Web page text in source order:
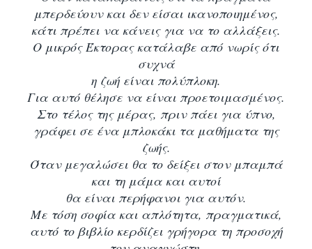
μπερδεύουν και δεν είσαι ικανοποιημένος,
κάτι πρέπει να κάνεις για να το αλλάξεις.
Ο μικρός Έκτορας κατάλαβε από νωρίς ότι
συχνά
η ζωή είναι πολύπλοκη.
Για αυτό θέλησε να είναι προετοιμασμένος.
Στο τέλος της μέρας, πριν πάει για ύπνο,
γράφει σε ένα μπλοκάκι τα μαθήματα της
ζωής.
Όταν μεγαλώσει θα το δείξει στον μπαμπά
και τη μάμα και αυτοί
θα είναι περήφανοι για αυτόν.
Με τόση σοφία και απλότητα, πραγματικά,
αυτό το βιβλίο κερδίζει γρήγορα τη προσοχή